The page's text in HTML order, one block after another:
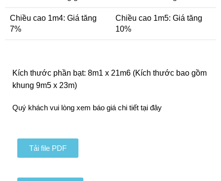
Chiều cao 1m4: Giá tăng
7%
Chiều cao 1m5: Giá tăng
10%
Kích thước phần bạt: 8m1 x 21m6 (Kích thước bao gồm
khung 9m5 x 23m)
Quý khách vui lòng xem báo giá chi tiết tại đây
Tải file PDF